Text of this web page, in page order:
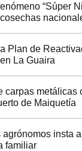
“Súper
Plan de
La Guaira
carpas metálicas
de Maiquetía
insta
familiar